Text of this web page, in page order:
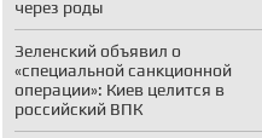
через роды
Зеленский объявил о
«специальной санкционной
операции»: Киев целится в
российский ВПК